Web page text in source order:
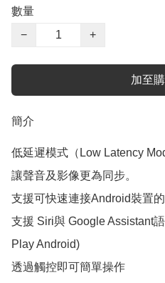
數量
−
+
加至
簡介
低延遲模式（Low Latency
讓聲音及影像更為同步。
支援可快速連接Android裝置
支援 Siri與 Google Assistant
Play Android)
透過觸控即可簡單操作